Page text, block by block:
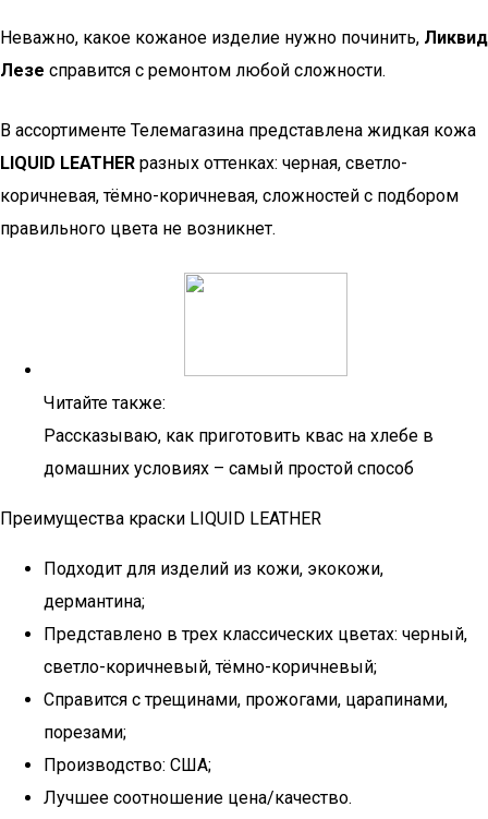
Неважно, какое кожаное изделие нужно починить, Ликвид
Лезе справится с ремонтом любой сложности.
В ассортименте Телемагазина представлена жидкая кожа
LIQUID LEATHER разных оттенках: черная, светло-
коричневая, тёмно-коричневая, сложностей с подбором
правильного цвета не возникнет.
Читайте также:
Рассказываю, как приготовить квас на хлебе в
домашних условиях – самый простой способ
Преимущества краски LIQUID LEATHER
Подходит для изделий из кожи, экокожи,
дермантина;
Представлено в трех классических цветах: черный,
светло-коричневый, тёмно-коричневый;
Справится с трещинами, прожогами, царапинами,
порезами;
Производство: США;
Лучшее соотношение цена/качество.